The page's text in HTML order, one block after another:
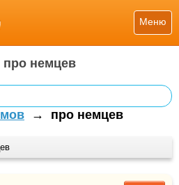
Меню
немцев
→ про немцев